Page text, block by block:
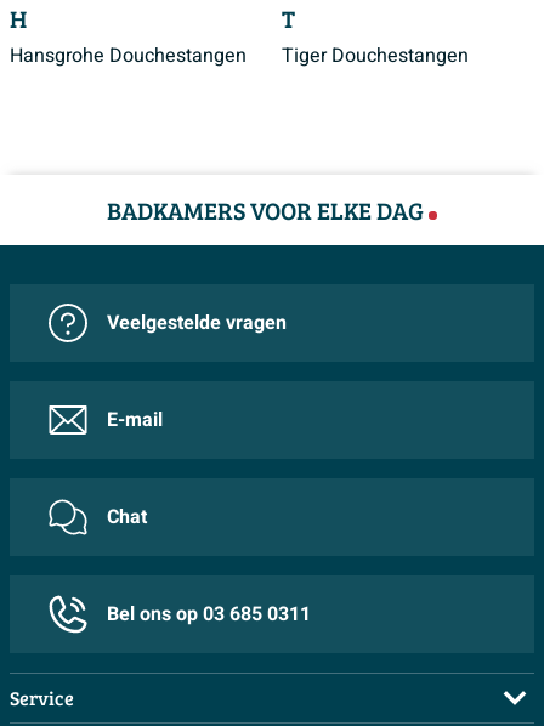
H
Hansgrohe Douchestangen
T
Tiger Douchestangen
BADKAMERS VOOR ELKE DAG
Veelgestelde vragen
E-mail
Chat
Bel ons op 03 685 0311
Service